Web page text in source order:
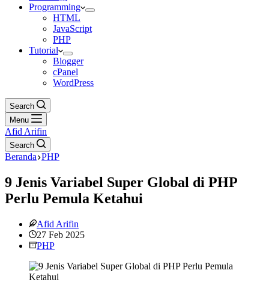
Programming
HTML
JavaScript
PHP
Tutorial
Blogger
cPanel
WordPress
Search
Menu
Afid Arifin
Search
Beranda PHP
9 Jenis Variabel Super Global di PHP
Perlu Pemula Ketahui
Afid Arifin
27 Feb 2025
PHP